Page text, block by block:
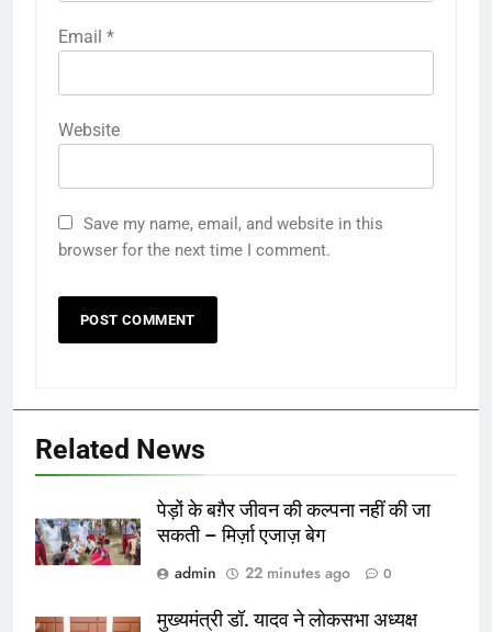
Email *
Website
Save my name, email, and website in this
browser for the next time I comment.
Related News
पेड़ों के बग़ैर जीवन की कल्पना नहीं की जा
सकती – मिर्ज़ा एजाज़ बेग
admin
22 minutes ago 0
मुख्यमंत्री डॉ. यादव ने लोकसभा अध्यक्ष